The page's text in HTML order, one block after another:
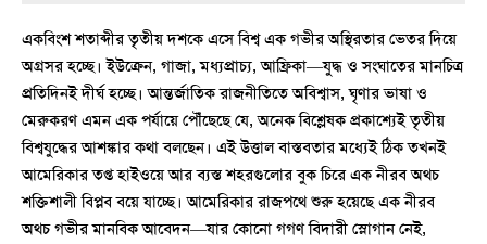
একবিংশ শতাব্দীর তৃতীয় দশকে এসে বিশ্ব এক গভীর অস্থিরতার ভেতর দিয়ে
অগ্রসর হচ্ছে। ইউক্রেন, গাজা, মধ্যপ্রাচ্য, আফ্রিকা—যুদ্ধ ও সংঘাতের মানচিত্র
প্রতিদিনই দীর্ঘ হচ্ছে। আন্তর্জাতিক রাজনীতিতে অবিশ্বাস, ঘৃণার ভাষা ও
মেরুকরণ এমন এক পর্যায়ে পৌঁছেছে যে, অনেক বিশ্লেষক প্রকাশ্যেই তৃতীয়
বিশ্বযুদ্ধের আশঙ্কার কথা বলছেন। এই উত্তাল বাস্তবতার মধ্যেই ঠিক তখনই
আমেরিকার তপ্ত হাইওয়ে আর ব্যস্ত শহরগুলোর বুক চিরে এক নীরব অথচ
শক্তিশালী বিপ্লব বয়ে যাচ্ছে। আমেরিকার রাজপথে শুরু হয়েছে এক নীরব
অথচ গভীর মানবিক আবেদন—যার কোনো গগণ বিদারী স্লোগান নেই,